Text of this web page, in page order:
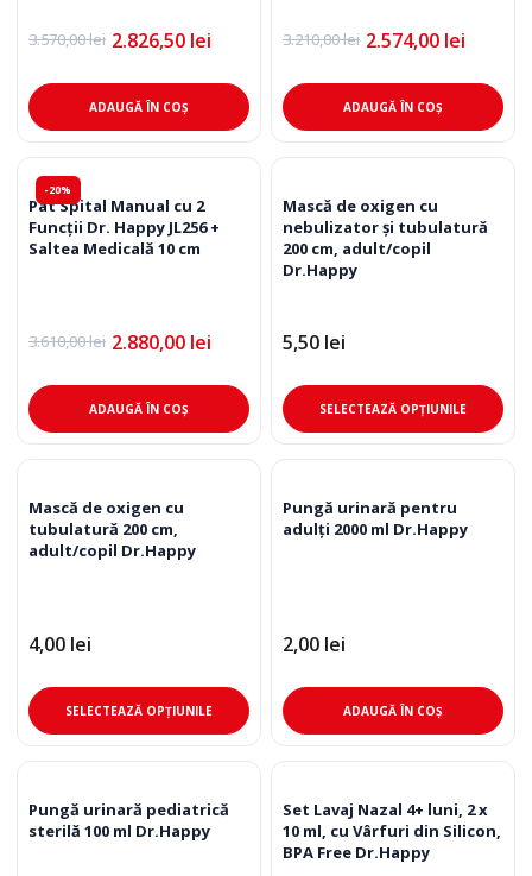
3.570,00lei
Prețul
a
fost:
3.570,00 lei.
2.826,50 lei
Prețul
este:
2.826,50 lei.ADAUGĂ ÎN COȘ
3.210,00lei
Prețul
a
fost:
3.210,00 lei.
2.574,00 lei
Prețul
este:
2.574,00 lei.ADAUGĂ ÎN COȘ
-20%
Pat Spital Manual cu 2
Funcții Dr. Happy JL256 +
Saltea Medicală 10 cm
3.610,00lei
Prețul
a
fost:
3.610,00 lei.
2.880,00 lei
Prețul
este:
2.880,00 lei.ADAUGĂ ÎN COȘ
Mască de oxigen cu
nebulizator și tubulatură
200 cm, adult/copil
Dr.Happy
5,50 lei
SELECTEAZĂ OPȚIUNILE
Mască de oxigen cu
tubulatură 200 cm,
adult/copil Dr.Happy
4,00 lei
SELECTEAZĂ OPȚIUNILE
Acest
produs
multe
variații.
Opțiunile
Pungă urinară pentru
adulți 2000 ml Dr.Happy
2,00 lei
ADAUGĂ ÎN COȘ
Pungă urinară pediatrică
sterilă 100 ml Dr.Happy
Set Lavaj Nazal 4+ luni, 2 x
10 ml, cu Vârfuri din Silicon,
BPA Free Dr.Happy